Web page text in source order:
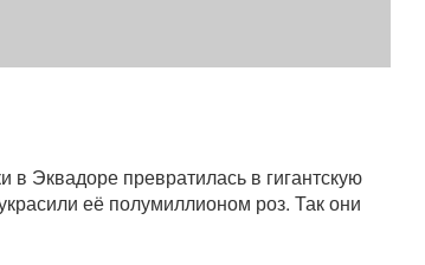
в Эквадоре превратилась в гигантскую
её полумиллионом роз. Так они